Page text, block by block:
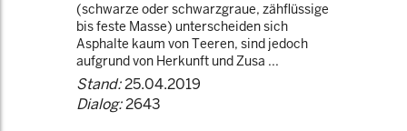
(schwarze oder schwarzgraue, zähflüssige
bis feste Masse) unterscheiden sich
Asphalte kaum von Teeren, sind jedoch
aufgrund von Herkunft und Zusa ...
Stand:25.04.2019
Dialog:2643